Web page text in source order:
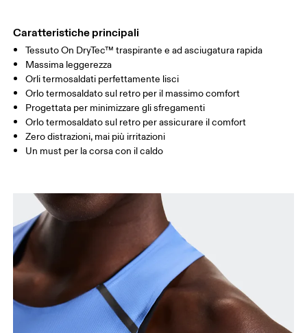
Scorri in orizzontale per visualizzare la tabella
Come prendere le misure
Caratteristiche principali
Tessuto On DryTec™ traspirante e ad asciugatura rapida
Massima leggerezza
Orli termosaldati perfettamente lisci
Orlo termosaldato sul retro per il massimo comfort
Progettata per minimizzare gli sfregamenti
Orlo termosaldato sul retro per assicurare il comfort
Zero distrazioni, mai più irritazioni
Un must per la corsa con il caldo